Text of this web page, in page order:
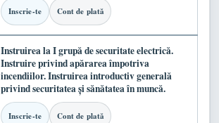
Inscrie-te Cont de plată
Instruirea la I grupă de securitate electrică.
Instruire privind apărarea împotriva
incendiilor. Instruirea introductiv generală
privind securitatea și sănătatea în muncă.
Inscrie-te Cont de plată